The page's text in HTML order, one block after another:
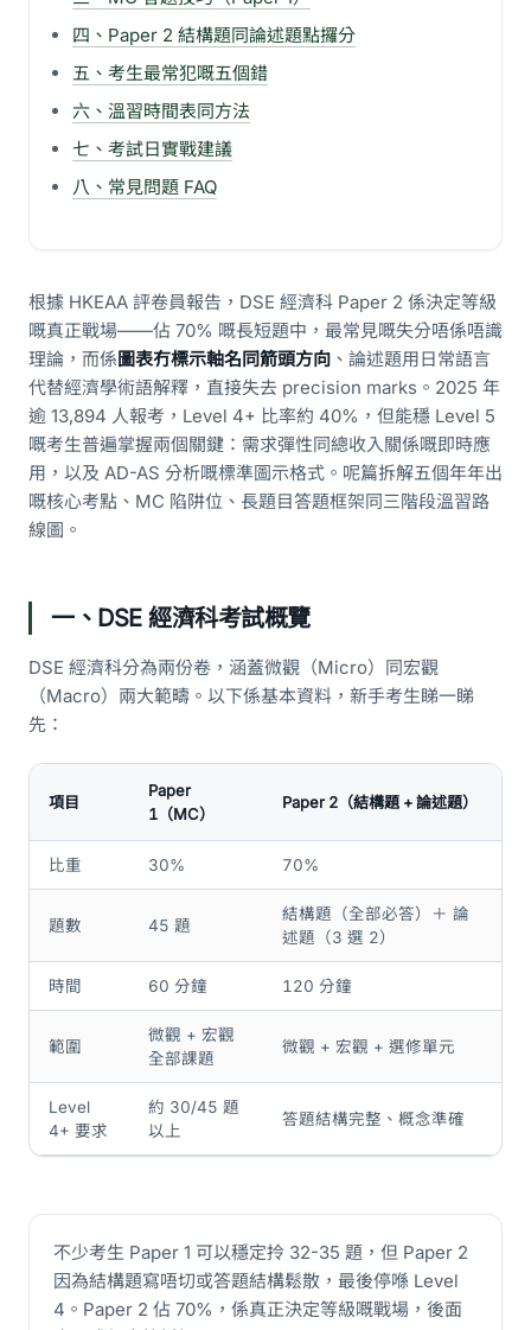
四、Paper 2 結構題同論述題點攞分
五、考生最常犯嘅五個錯
六、溫習時間表同方法
七、考試日實戰建議
八、常見問題 FAQ
根據 HKEAA 評卷員報告，DSE 經濟科 Paper 2 係決定等級
嘅真正戰場——佔 70% 嘅長短題中，最常見嘅失分唔係唔識
理論，而係圖表冇標示軸名同箭頭方向 、論述題用日常語言
代替經濟學術語解釋，直接失去 precision marks。2025 年
逾 13,894 人報考，Level 4+ 比率約 40%，但能穩 Level 5
嘅考生普遍掌握兩個關鍵：需求彈性同總收入關係嘅即時應
用，以及 AD-AS 分析嘅標準圖示格式。呢篇拆解五個年年出
嘅核心考點、MC 陷阱位、長題目答題框架同三階段溫習路
線圖。
一、DSE 經濟科考試概覽
DSE 經濟科分為兩份卷，涵蓋微觀（Micro）同宏觀
（Macro）兩大範疇。以下係基本資料，新手考生睇一睇
先：
項目
Paper
1（MC）
Paper 2（結構題 + 論述題）
比重 30% 70%
題數 45 題
結構題（全部必答）＋ 論
述題（3 選 2）
時間 60 分鐘 120 分鐘
範圍
微觀 + 宏觀
全部課題
微觀 + 宏觀 + 選修單元
Level
4+ 要求
約 30/45 題
以上
答題結構完整、概念準確
不少考生 Paper 1 可以穩定拎 32-35 題，但 Paper 2
因為結構題寫唔切或答題結構鬆散，最後停喺 Level
4。Paper 2 佔 70%，係真正決定等級嘅戰場，後面